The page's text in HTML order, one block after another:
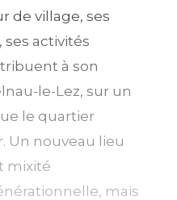
de village, ses
activités
à son
le-Lez, sur un
le quartier
Un nouveau lieu
mixité
mais